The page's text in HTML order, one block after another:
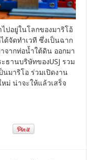
ไปอยู่ในโลกของมาริโอ้
ด้จัดทำเวที ซึ่งเป็นฉาก
จากท่อน้ำใต้ดิน ออกมา
ธานบริษัทของUSJ รวม
นมาริโอ ร่วมเปิดงาน
ม่ น่าจะให้แล้วเสร็จ